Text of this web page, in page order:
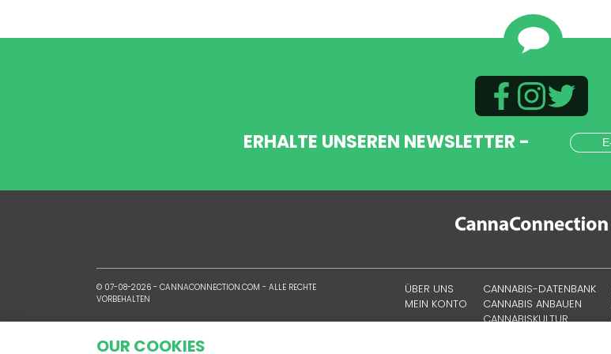
ERHALTE UNSEREN NEWSLETTER -
© 07-08-2026 - CANNACONNECTION.COM - ALLE RECHTE
VORBEHALTEN
ÜBER UNS
MEIN KONTO
CANNABIS-DATENBANK
CANNABIS ANBAUEN
CANNABISKULTUR
OUR COOKIES